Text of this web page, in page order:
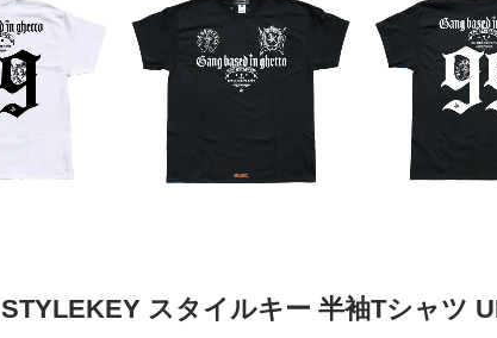
STYLEKEY スタイルキー 半袖Tシャツ